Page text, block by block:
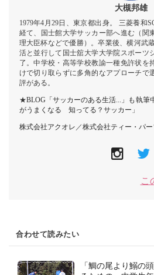
大槻邦雄
1979年4月29日、東京都出身。 三菱養和
経て、国士館大学サッカー部へ進む（関
理大臣杯などで優勝）。卒業後、横河武
活と並行して国士舘大学大学院スポーツ
了。中学校・高等学校教諭一種免許状を
けで切り取らずに多角的なアプローチで
評がある。
★BLOG「サッカーのある生活...」も執筆
がうまくなる 知ってる？サッカー 」
株式会社アクオレ ／株式会社ティー・パ
こ
合わせて読みたい
「鯛の尾より鰯の